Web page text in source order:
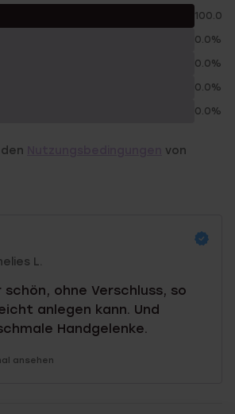
100.0%
0.0%
0.0%
0.0%
0.0%
von
L.
schön, ohne Verschluss, so
anlegen kann. Und
Handgelenke.
ansehen